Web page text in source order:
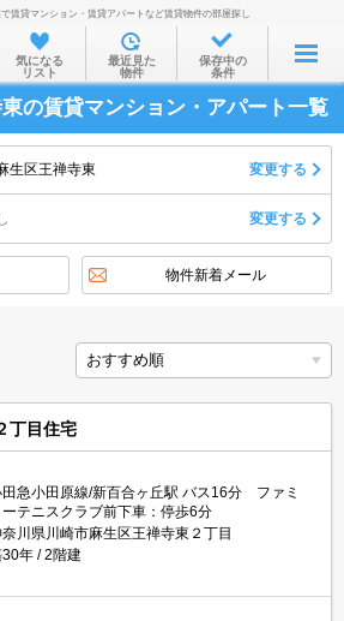
お部屋を探す
沿線・駅から
住所から
家賃相場から
物件特集から
不動産会社から
TOP
賃貸マンション・賃貸アパートなど賃貸物件の部屋探し
気になる
リスト
最近見た
物件
保存中の
条件
の賃貸マンション・アパート一覧
生区王禅寺東 変更する
変更する
物件新着メール
丁目住宅
田急小田原線/新百合ヶ丘駅 バス16分 ファミ
ーテニスクラブ前下車：停歩6分
川県川崎市麻生区王禅寺東２丁目
30年
2階建